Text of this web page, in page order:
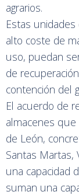
agrarios.
Estas
alto coste de
uso, puedan
de
contención del
El acuerdo de
almacenes que
de León,
Santas Martas,
una capacidad
suman una